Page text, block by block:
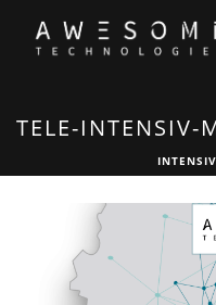
TELE-INTENSIV-